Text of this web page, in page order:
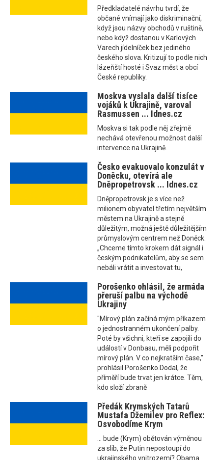
Předkladatelé návrhu tvrdí, že
občané vnímají jako diskriminační,
když jsou názvy obchodů v ruštině,
nebo když dostanou v Karlových
Varech jídelníček bez jediného
českého slova. Kritizují to podle nich
lázeňští hosté i Svaz měst a obcí
České republiky.
Moskva vyslala další tisíce
vojáků k Ukrajině, varoval
Rasmussen ... Idnes.cz
Moskva si tak podle něj zřejmě
nechává otevřenou možnost další
intervence na Ukrajině.
Česko evakuovalo konzulát v
Doněcku, otevírá ale
Dněpropetrovsk ... Idnes.cz
Dněpropetrovsk je s více než
milionem obyvatel třetím největším
městem na Ukrajině a stejně
důležitým, možná ještě důležitějším
průmyslovým centrem než Doněck.
„Chceme tímto krokem dát signál i
českým podnikatelům, aby se sem
nebáli vrátit a investovat tu,
Porošenko ohlásil, že armáda
přeruší palbu na východě
Ukrajiny
"Mírový plán začíná mým příkazem
o jednostranném ukončení palby.
Poté by všichni, kteří se zapojili do
událostí v Donbasu, měli podpořit
mírový plán. V co nejkratším čase,"
prohlásil Porošenko.Dodal, že
příměří bude trvat jen krátce. Těm,
kdo složí zbraně
Předák Krymských Tatarů
Mustafa Džemilev pro Reflex:
Osvobodíme Krym
... bude (Krym) obětován výměnou
za slib, že Putin nepostoupí do
ukrajinského vnitrozemí? Obama